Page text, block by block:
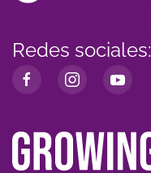
Redes sociales: